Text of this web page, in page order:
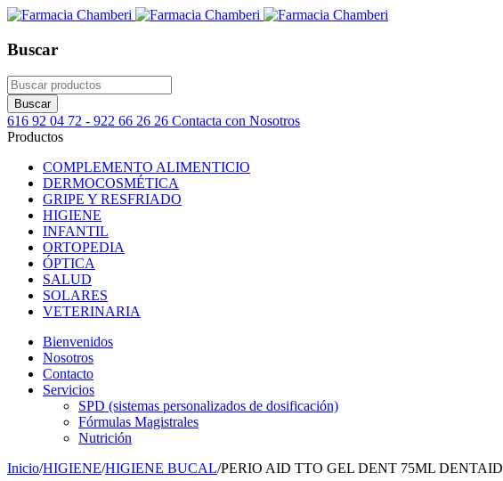
Buscar
616 92 04 72 - 922 66 26 26 Contacta con Nosotros
Productos
COMPLEMENTO ALIMENTICIO
DERMOCOSMÉTICA
GRIPE Y RESFRIADO
HIGIENE
INFANTIL
ORTOPEDIA
ÓPTICA
SALUD
SOLARES
VETERINARIA
Bienvenidos
Nosotros
Contacto
Servicios
SPD (sistemas personalizados de dosificación)
Fórmulas Magistrales
Nutrición
Inicio/HIGIENE/HIGIENE BUCAL/PERIO AID TTO GEL DENT 75ML DENTAID